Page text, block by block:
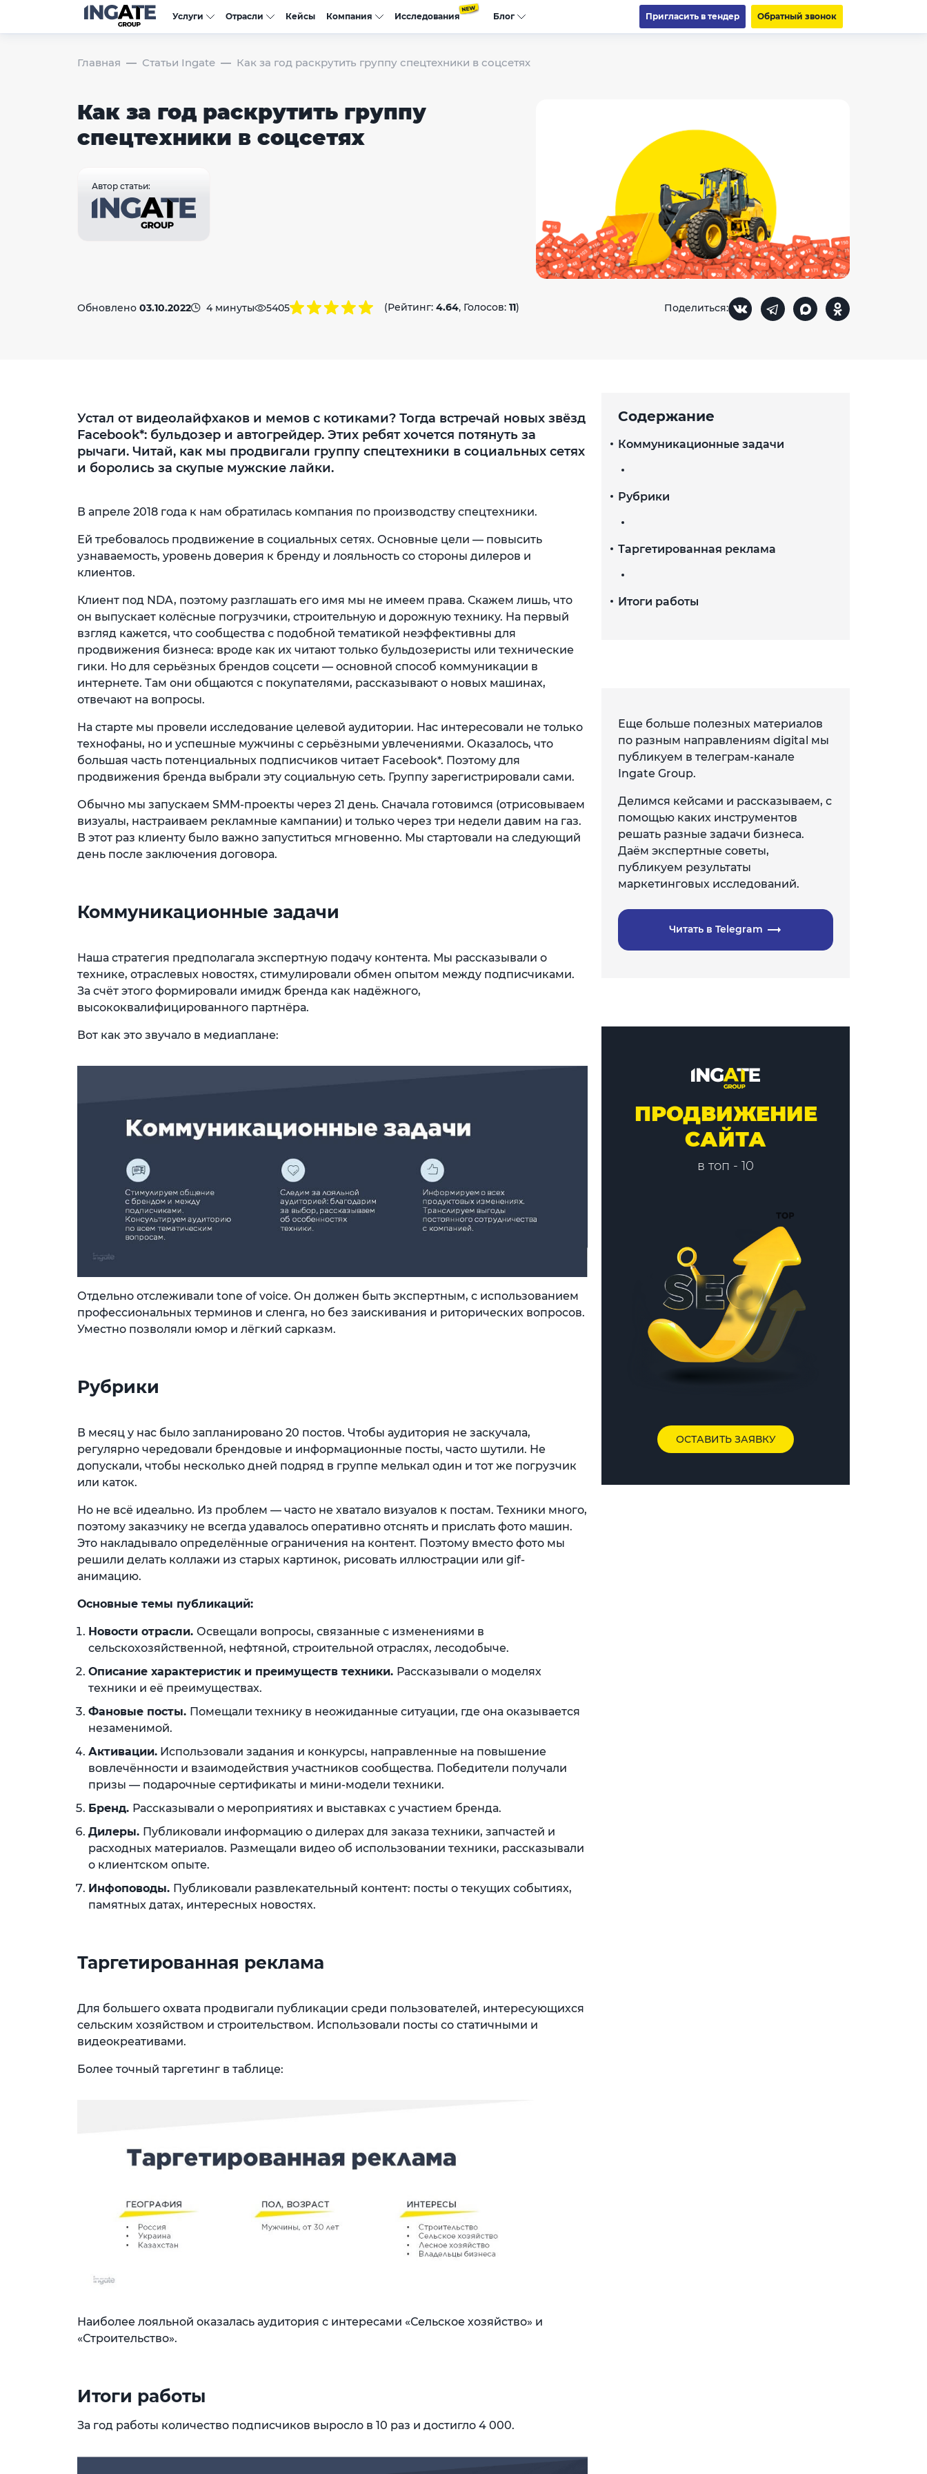
Услуги Отрасли Кейсы Компания Исследования Блог Пригласить в тендер Обратный звонок
Главная Статьи Ingate Как за год раскрутить группу спецтехники в соцсетях
Как за год раскрутить группу
спецтехники в соцсетях
Автор статьи:
Обновлено 03.10.2022 4 минуты 5405 (Рейтинг: 4.64, Голосов: 11) Поделиться:
Устал от видеолайфхаков и мемов с котиками? Тогда встречай новых звёзд
Facebook*: бульдозер и автогрейдер. Этих ребят хочется потянуть за
рычаги. Читай, как мы продвигали группу спецтехники в социальных сетях
и боролись за скупые мужские лайки.
В апреле 2018 года к нам обратилась компания по производству спецтехники.
Ей требовалось продвижение в социальных сетях. Основные цели — повысить
узнаваемость, уровень доверия к бренду и лояльность со стороны дилеров и
клиентов.
Клиент под NDA, поэтому разглашать его имя мы не имеем права. Скажем лишь, что
он выпускает колёсные погрузчики, строительную и дорожную технику. На первый
взгляд кажется, что сообщества с подобной тематикой неэффективны для
продвижения бизнеса: вроде как их читают только бульдозеристы или технические
гики. Но для серьёзных брендов соцсети — основной способ коммуникации в
интернете. Там они общаются с покупателями, рассказывают о новых машинах,
отвечают на вопросы.
На старте мы провели исследование целевой аудитории. Нас интересовали не только
технофаны, но и успешные мужчины с серьёзными увлечениями. Оказалось, что
большая часть потенциальных подписчиков читает Facebook*. Поэтому для
продвижения бренда выбрали эту социальную сеть. Группу зарегистрировали сами.
Обычно мы запускаем SMM-проекты через 21 день. Сначала готовимся (отрисовываем
визуалы, настраиваем рекламные кампании) и только через три недели давим на газ.
В этот раз клиенту было важно запуститься мгновенно. Мы стартовали на следующий
день после заключения договора.
Коммуникационные задачи
Наша стратегия предполагала экспертную подачу контента. Мы рассказывали о
технике, отраслевых новостях, стимулировали обмен опытом между подписчиками.
За счёт этого формировали имидж бренда как надёжного,
высококвалифицированного партнёра.
Вот как это звучало в медиаплане:
Отдельно отслеживали tone of voice. Он должен быть экспертным, с использованием
профессиональных терминов и сленга, но без заискивания и риторических вопросов.
Уместно позволяли юмор и лёгкий сарказм.
Рубрики
В месяц у нас было запланировано 20 постов. Чтобы аудитория не заскучала,
регулярно чередовали брендовые и информационные посты, часто шутили. Не
допускали, чтобы несколько дней подряд в группе мелькал один и тот же погрузчик
или каток.
Но не всё идеально. Из проблем — часто не хватало визуалов к постам. Техники много,
поэтому заказчику не всегда удавалось оперативно отснять и прислать фото машин.
Это накладывало определённые ограничения на контент. Поэтому вместо фото мы
решили делать коллажи из старых картинок, рисовать иллюстрации или gif-
анимацию.
Основные темы публикаций:
Новости отрасли. Освещали вопросы, связанные с изменениями в
сельскохозяйственной, нефтяной, строительной отраслях, лесодобыче.
Описание характеристик и преимуществ техники. Рассказывали о моделях
техники и её преимуществах.
Фановые посты. Помещали технику в неожиданные ситуации, где она оказывается
незаменимой.
Активации. Использовали задания и конкурсы, направленные на повышение
вовлечённости и взаимодействия участников сообщества. Победители получали
призы — подарочные сертификаты и мини-модели техники.
Бренд. Рассказывали о мероприятиях и выставках с участием бренда.
Дилеры. Публиковали информацию о дилерах для заказа техники, запчастей и
расходных материалов. Размещали видео об использовании техники, рассказывали
о клиентском опыте.
Инфоповоды. Публиковали развлекательный контент: посты о текущих событиях,
памятных датах, интересных новостях.
Таргетированная реклама
Для большего охвата продвигали публикации среди пользователей, интересующихся
сельским хозяйством и строительством. Использовали посты со статичными и
видеокреативами.
Более точный таргетинг в таблице:
Наиболее лояльной оказалась аудитория с интересами «Сельское хозяйство» и
«Строительство».
Итоги работы
За год работы количество подписчиков выросло в 10 раз и достигло 4 000.
Содержание
Коммуникационные задачи
Рубрики
Таргетированная реклама
Итоги работы
Еще больше полезных материалов
по разным направлениям digital мы
публикуем в телеграм-канале
Ingate Group.
Делимся кейсами и рассказываем, с
помощью каких инструментов
решать разные задачи бизнеса.
Даём экспертные советы,
публикуем результаты
маркетинговых исследований.
Читать в Telegram
ПРОДВИЖЕНИЕ
САЙТА
в топ - 10
ОСТАВИТЬ ЗАЯВКУ